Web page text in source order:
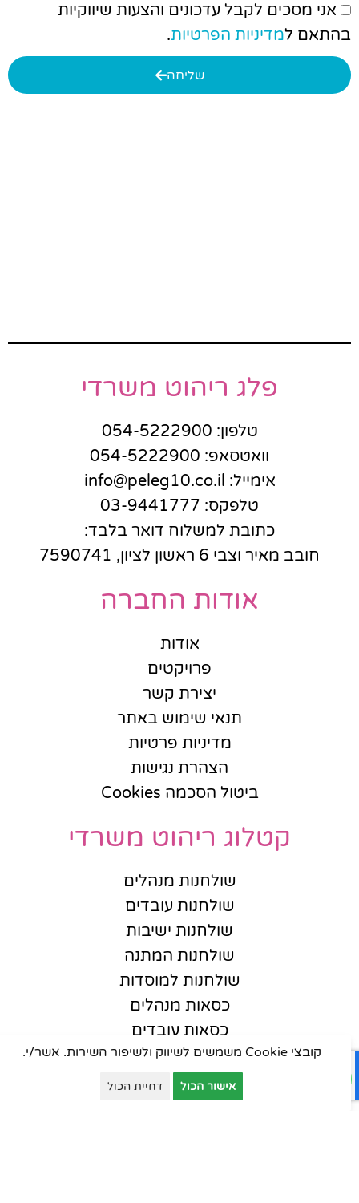
אני מסכים לקבל עדכונים והצעות שיווקיות
בהתאם למדיניות הפרטיות.
שליחה
פלג ריהוט משרדי
טלפון: 054-5222900
וואטסאפ: 054-5222900
אימייל: info@peleg10.co.il
טלפקס: 03-9441777
כתובת למשלוח דואר בלבד:
חובב מאיר וצבי 6 ראשון לציון, 7590741
אודות החברה
אודות
פרויקטים
יצירת קשר
תנאי שימוש באתר
מדיניות פרטיות
הצהרת נגישות
ביטול הסכמה Cookies
קטלוג ריהוט משרדי
שולחנות מנהלים
שולחנות עובדים
שולחנות ישיבות
שולחנות המתנה
שולחנות למוסדות
כסאות מנהלים
כסאות עובדים
כסאות אורחים
כסאות סטודנט
כסאות קפיטריה
קובצי Cookie משמשים לשיווק ולשיפור השירות. אשר/י.
אישור הכול דחיית הכול